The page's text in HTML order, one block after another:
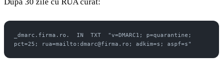
_dmarc.firma.ro.  IN  TXT  "v=DMARC1; p=quarantine;
pct=25; rua=mailto:dmarc@firma.ro; adkim=s; aspf=s"